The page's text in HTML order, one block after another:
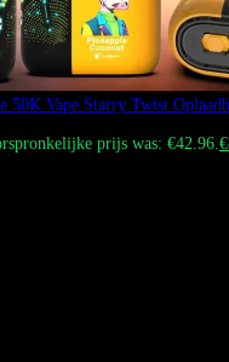
50K Vape Starry Twist
prijs was: €42.96.€